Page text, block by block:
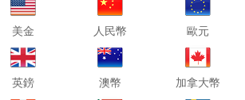
美金 人民幣 歐元
英鎊 澳幣 加拿大幣